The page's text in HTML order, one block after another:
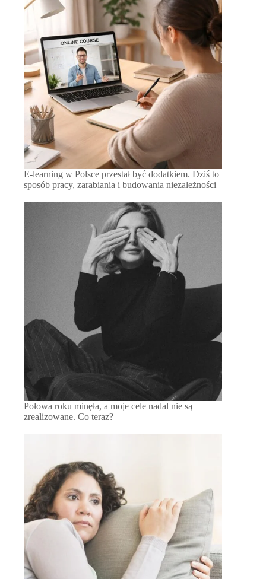
E-learning w Polsce przestał być dodatkiem. Dziś to
sposób pracy, zarabiania i budowania niezależności
Połowa roku minęła, a moje cele nadal nie są
zrealizowane. Co teraz?